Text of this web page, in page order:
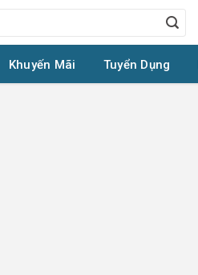
Khuyến Mãi Tuyển Dụng